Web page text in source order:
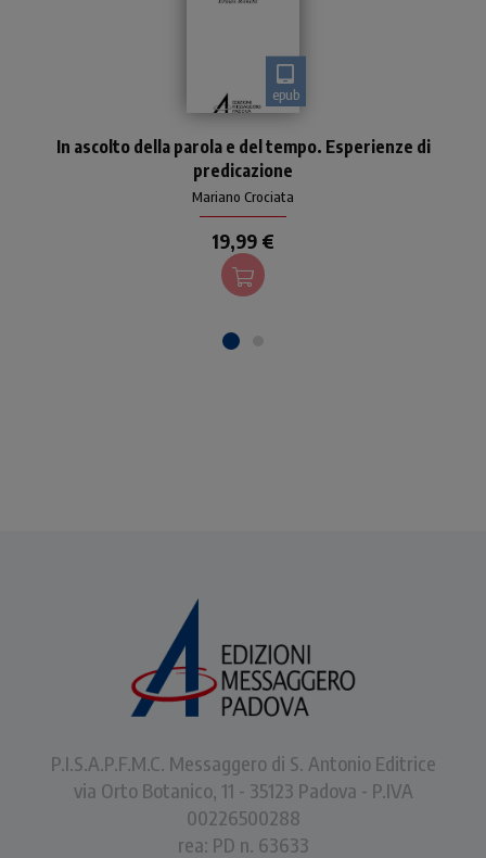
epub
pronunciate da mons
Mariano Crociata
In ascolto della parola e del tempo. Esperienze di
predicazione
19,99 €
P.I.S.A.P.F.M.C. Messaggero di S. Antonio Editrice
via Orto Botanico, 11 - 35123 Padova - P.IVA
00226500288
rea: PD n. 63633